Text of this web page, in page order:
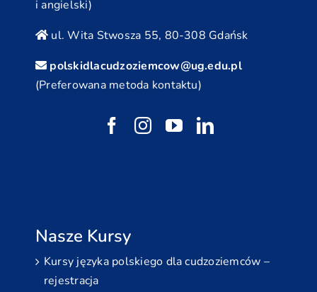
i angielski)
ul. Wita Stwosza 55, 80-308 Gdańsk
polskidlacudzoziemcow@ug.edu.pl
(Preferowana metoda kontaktu)
Nasze Kursy
Kursy języka polskiego dla cudzoziemców –
rejestracja